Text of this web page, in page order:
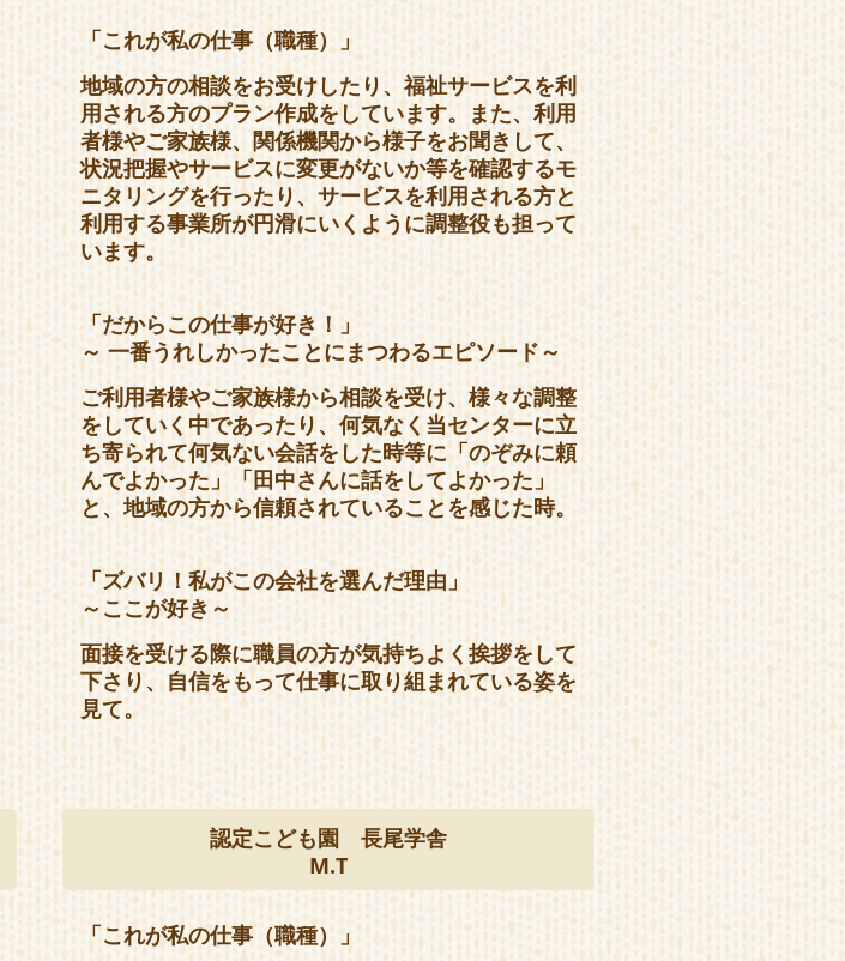
「これが私の仕事（職種）」
地域の方の相談をお受けしたり、福祉サービスを利
用される方のプラン作成をしています。また、利用
者様やご家族様、関係機関から様子をお聞きして、
状況把握やサービスに変更がないか等を確認するモ
ニタリングを行ったり、サービスを利用される方と
利用する事業所が円滑にいくように調整役も担って
います。
「だからこの仕事が好き！」
～ 一番うれしかったことにまつわるエピソード～
ご利用者様やご家族様から相談を受け、様々な調整
をしていく中であったり、何気なく当センターに立
ち寄られて何気ない会話をした時等に「のぞみに頼
んでよかった」「田中さんに話をしてよかった」
と、地域の方から信頼されていることを感じた時。
「ズバリ！私がこの会社を選んだ理由」
～ここが好き～
面接を受ける際に職員の方が気持ちよく挨拶をして
下さり、自信をもって仕事に取り組まれている姿を
見て。
認定こども園 長尾学舎
M.T
「これが私の仕事（職種）」